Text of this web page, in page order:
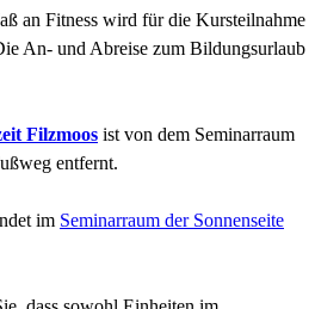
an Fitness wird für die Kursteilnahme
An- und Abreise zum Bildungsurlaub
Filzmoos ist von dem Seminarraum
entfernt.
im Seminarraum der Sonnenseite